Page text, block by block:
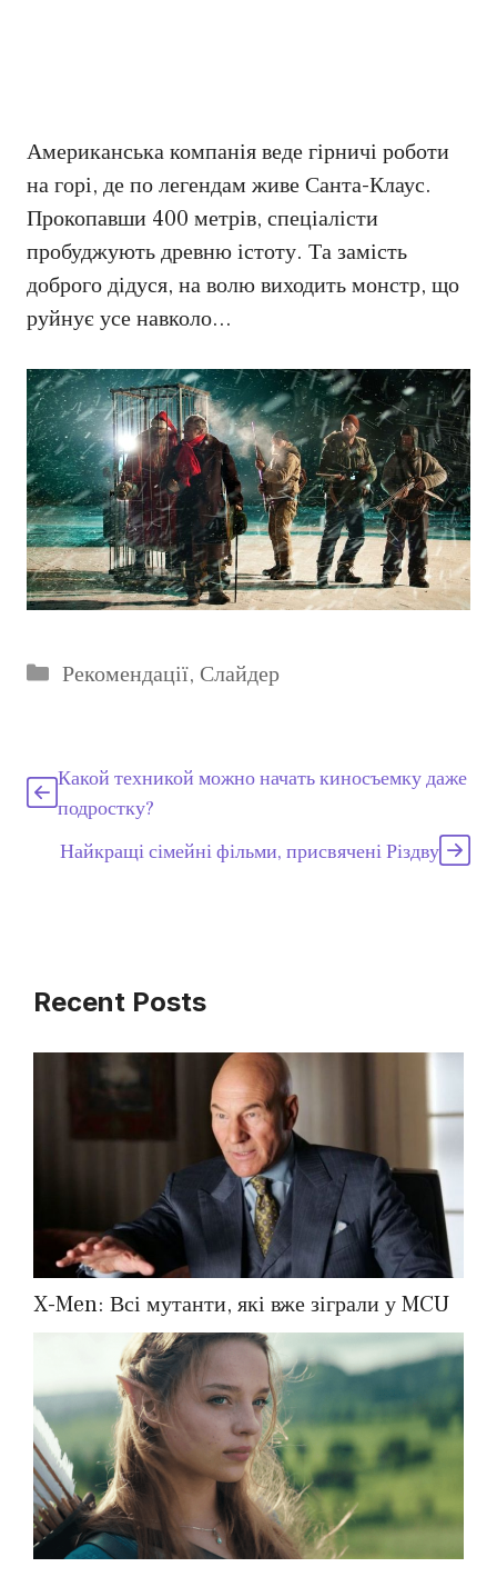
Американська компанія веде гірничі роботи
на горі, де по легендам живе Санта-Клаус.
Прокопавши 400 метрів, спеціалісти
пробуджують древню істоту. Та замість
доброго дідуся, на волю виходить монстр, що
руйнує усе навколо…
Категорії
Рекомендації, Слайдер
Какой техникой можно начать киносъемку даже
подростку?
Найкращі сімейні фільми, присвячені Різдву
Recent Posts
X-Men: Всі мутанти, які вже зіграли у MCU